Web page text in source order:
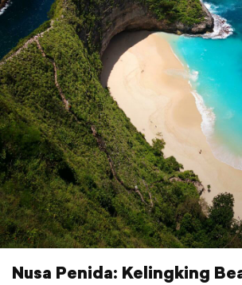
Nusa Penida: Kelingking